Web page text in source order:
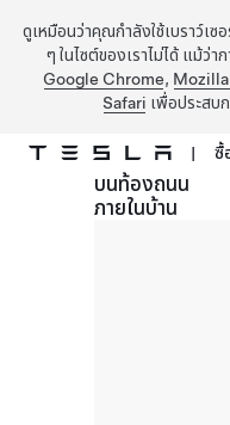
ดูเหมือนว่าคุณกำลังใช้เบราว์เซ
ๆ ในไซต์ของเราไม่ได้ แม้ว่า
Google Chrome,
Safari เพื่อประสบ
ข้ามไปที่เนื้อหาหลัก
| ซื้
บนท้องถนน
ภายในบ้าน